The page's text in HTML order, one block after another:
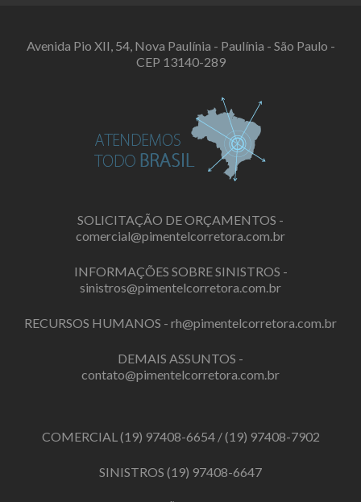
Avenida Pio XII, 54, Nova Paulínia - Paulínia - São Paulo -
CEP 13140-289
SOLICITAÇÃO DE ORÇAMENTOS -
comercial@pimentelcorretora.com.br
INFORMAÇÕES SOBRE SINISTROS -
sinistros@pimentelcorretora.com.br
RECURSOS HUMANOS - rh@pimentelcorretora.com.br
DEMAIS ASSUNTOS -
contato@pimentelcorretora.com.br
COMERCIAL(19) 97408-6654/(19) 97408-7902
SINISTROS (19) 97408-6647